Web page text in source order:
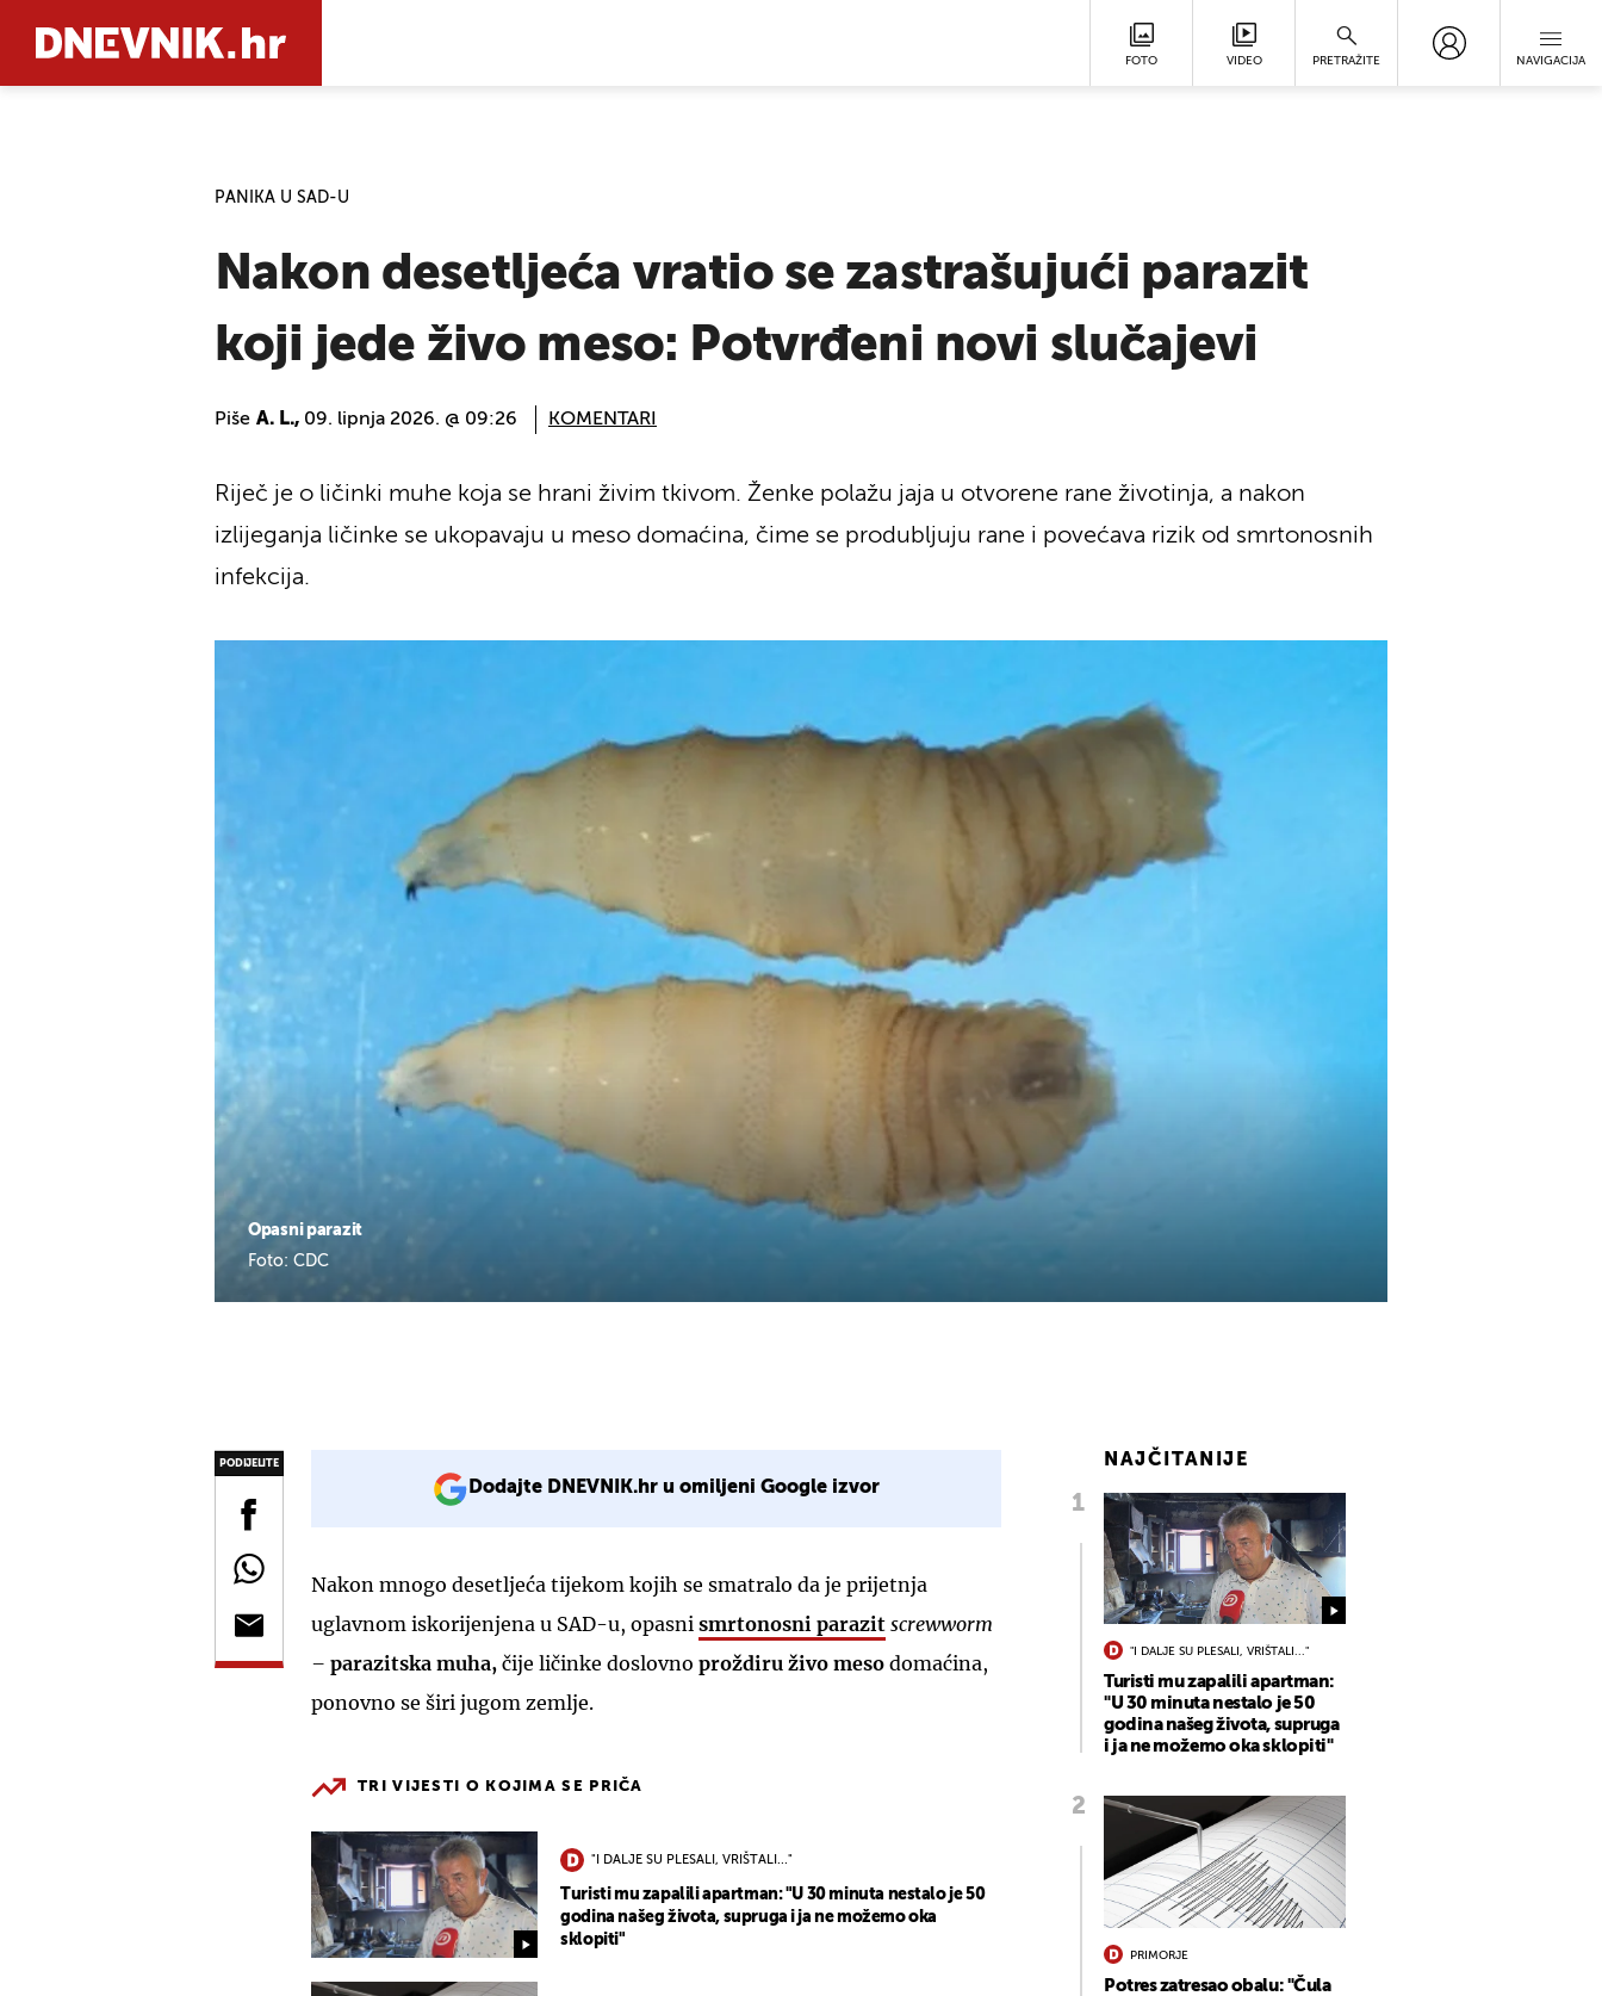
FOTO VIDEO PRETRAŽITE NAVIGACIJA
PANIKA U SAD-U
Nakon desetljeća vratio se zastrašujući parazit
koji jede živo meso: Potvrđeni novi slučajevi
Piše A. L., 09. lipnja 2026. @ 09:26 KOMENTARI
Opasni parazit
Foto: CDC
Riječ je o ličinki muhe koja se hrani živim tkivom. Ženke polažu jaja u otvorene rane životinja, a nakon
izlijeganja ličinke se ukopavaju u meso domaćina, čime se produbljuju rane i povećava rizik od smrtonosnih
infekcija.
PODIJELITE
Dodajte DNEVNIK.hr u omiljeni Google izvor
Nakon mnogo desetljeća tijekom kojih se smatralo da je prijetnja
uglavnom iskorijenjena u SAD-u, opasni smrtonosni parazit screwworm
– parazitska muha, čije ličinke doslovno proždiru živo meso domaćina,
ponovno se širi jugom zemlje.
TRI VIJESTI O KOJIMA SE PRIČA
"I DALJE SU PLESALI, VRIŠTALI..."
Turisti mu zapalili apartman: "U 30 minuta nestalo je 50
godina našeg života, supruga i ja ne možemo oka
sklopiti"
NAJČITANIJE
"I DALJE SU PLESALI, VRIŠTALI..."
Turisti mu zapalili apartman:
"U 30 minuta nestalo je 50
godina našeg života, supruga
i ja ne možemo oka sklopiti"
PRIMORJE
Potres zatresao obalu: "Čula